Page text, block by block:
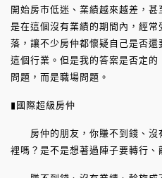
開始房市低迷、業績越來越差，
是在這個沒有業績的期間內，經
落，讓不少房仲都懷疑自己是否
這個行業。但是我的答案是否定
問題，而是職場問題。
▮國際超級房仲
房仲的朋友，你賺不到錢、沒
裡嗎？是不是想著過陣子要轉行、